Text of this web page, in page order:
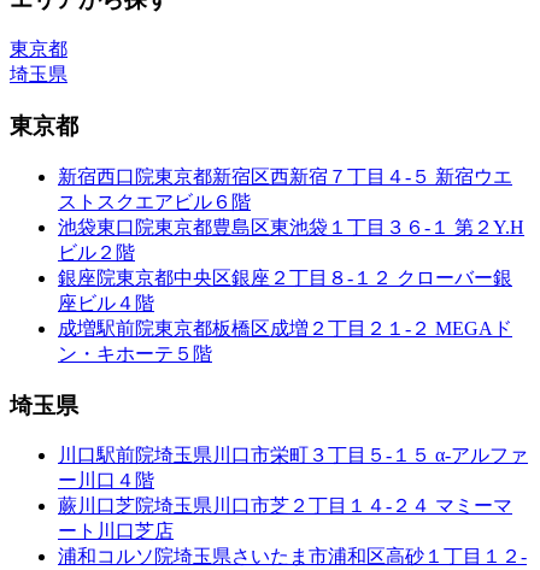
東京都
埼玉県
東京都
新宿西口院東京都新宿区西新宿７丁目４-５ 新宿ウエ
ストスクエアビル６階
池袋東口院東京都豊島区東池袋１丁目３６-１ 第２Y.H
ビル２階
銀座院東京都中央区銀座２丁目８-１２ クローバー銀
座ビル４階
成増駅前院東京都板橋区成増２丁目２１-２ MEGAド
ン・キホーテ５階
埼玉県
川口駅前院埼玉県川口市栄町３丁目５-１５ α-アルファ
ー川口４階
蕨川口芝院埼玉県川口市芝２丁目１４-２４ マミーマ
ート川口芝店
浦和コルソ院埼玉県さいたま市浦和区高砂１丁目１２-